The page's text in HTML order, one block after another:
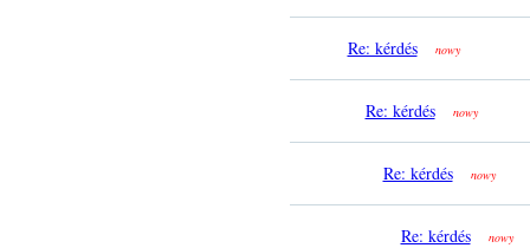
Re: kérdés nowy
Re: kérdés nowy
Re: kérdés nowy
Re: kérdés nowy